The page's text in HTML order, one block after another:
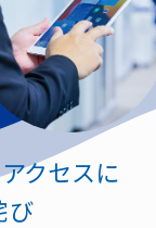
クセスに
び